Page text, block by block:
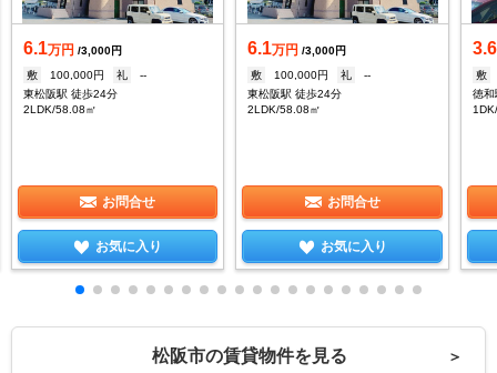
6.1万円 /3,000円
敷
100,000円 礼
--
東松阪駅 徒歩24分
2LDK/58.08㎡
お問合せ
お気に入り
6.1万円 /3,000円
敷
100,000円 礼
--
東松阪駅 徒歩24分
2LDK/58.08㎡
お問合せ
お気に入り
3.6
敷
徳
松阪市の賃貸物件を見る ＞